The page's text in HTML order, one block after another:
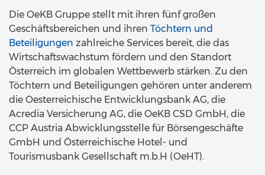
Die OeKB Gruppe stellt mit ihren fünf großen
Geschäftsbereichen und ihren Töchtern und
Beteiligungen zahlreiche Services bereit, die das
Wirtschaftswachstum fördern und den Standort
Österreich im globalen Wettbewerb stärken. Zu den
Töchtern und Beteiligungen gehören unter anderem
die Oesterreichische Entwicklungsbank AG, die
Acredia Versicherung AG, die OeKB CSD GmbH, die
CCP Austria Abwicklungsstelle für Börsengeschäfte
GmbH und Österreichische Hotel- und
Tourismusbank Gesellschaft m.b.H (OeHT).